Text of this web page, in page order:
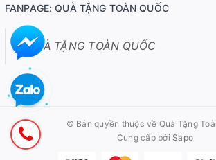
FANPAGE: QUÀ TẶNG TOÀN QUỐC
QUÀ TẶNG TOÀN QUỐC
© Bản quyền thuộc về Quà Tặng
Cung cấp bởi Sapo